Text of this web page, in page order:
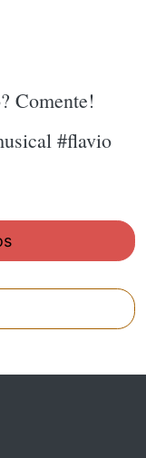
Comente!
#flavio